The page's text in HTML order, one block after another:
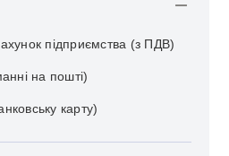
підприємства (з ПДВ)
на пошті)
карту)